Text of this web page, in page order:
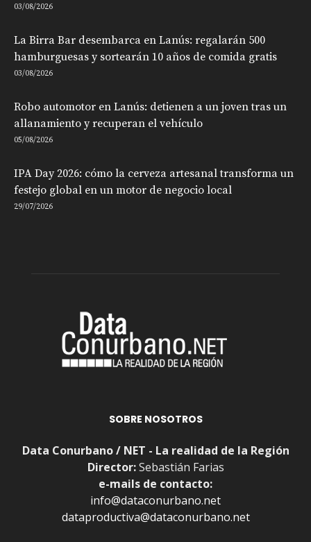
03/08/2026
La Birra Bar desembarca en Lanús: regalarán 500
hamburguesas y sortearán 10 años de comida gratis
03/08/2026
Robo automotor en Lanús: detienen a un joven tras un
allanamiento y recuperan el vehículo
05/08/2026
IPA Day 2026: cómo la cerveza artesanal transforma un
festejo global en un motor de negocio local
29/07/2026
SOBRE NOSOTROS
Data Conurbano / NET - La realidad de la Región
Director:Sebastián Farias
e-mails de contacto:
info@dataconurbano.net
dataproductiva@dataconurbano.net